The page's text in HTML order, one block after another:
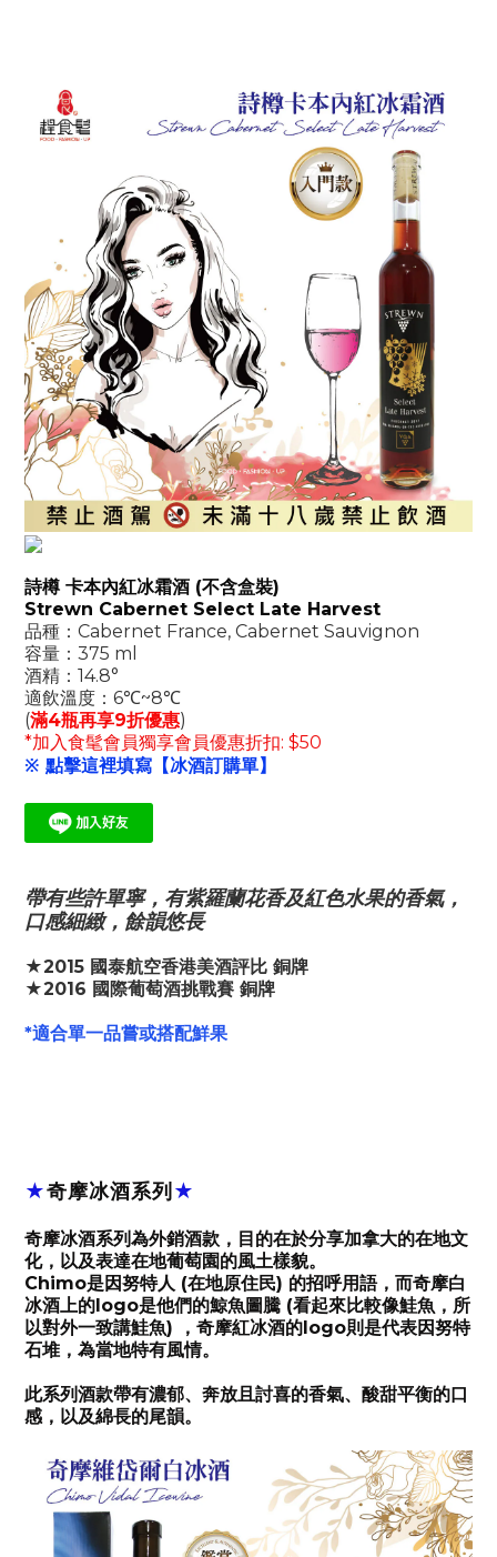
詩樽 卡本內紅冰霜酒 (不含盒裝)
Strewn Cabernet Select Late Harvest
品種：Cabernet France, Cabernet Sauvignon
容量：375 ml
酒精：14.8°
適飲溫度：6℃~8℃
(滿4瓶再享9折優惠)
*加入食髦會員獨享會員優惠折扣: $50
※ 點擊這裡填寫【冰酒訂購單】
帶有些許單寧，有紫羅蘭花香及紅色水果的香氣，
口感細緻，餘韻悠長
★2015 國泰航空香港美酒評比 銅牌
★2016 國際葡萄酒挑戰賽 銅牌
*適合單一品嘗或搭配鮮果
★奇摩冰酒系列 ★
奇摩冰酒系列為外銷酒款，目的在於分享加拿大的在地文
化，以及表達在地葡萄園的風土樣貌。
Chimo是因努特人 (在地原住民) 的招呼用語，而奇摩白
冰酒上的logo是他們的鯨魚圖騰 (看起來比較像鮭魚，所
以對外一致講鮭魚) ，奇摩紅冰酒的logo則是代表因努特
石堆，為當地特有風情。
此系列酒款帶有濃郁、奔放且討喜的香氣、酸甜平衡的口
感，以及綿長的尾韻。